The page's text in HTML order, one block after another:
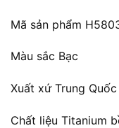
Mã sản phẩm
Màu sắc Bạc
Xuất xứ Trung Quốc
Chất liệu Titanium